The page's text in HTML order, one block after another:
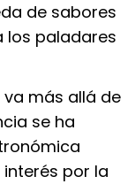
de sabores
los paladares
va más allá de
se ha
por la